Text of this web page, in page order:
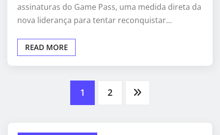
assinaturas do Game Pass, uma medida direta da
nova liderança para tentar reconquistar…
READ MORE
Paginação
1 2